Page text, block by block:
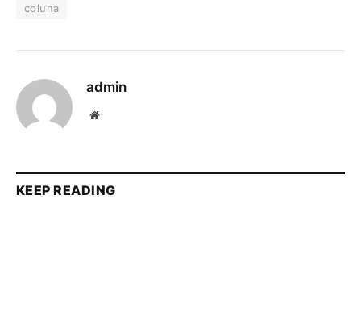
coluna
admin
Website
KEEP READING